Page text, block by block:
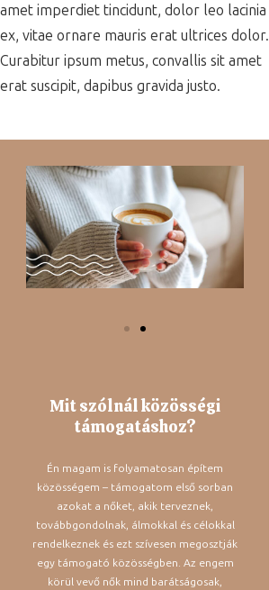
amet imperdiet tincidunt, dolor leo lacinia
ex, vitae ornare mauris erat ultrices dolor.
Curabitur ipsum metus, convallis sit amet
erat suscipit, dapibus gravida justo.
Mit szólnál közösségi
támogatáshoz?
Én magam is folyamatosan építem
közösségem – támogatom első sorban
azokat a nőket, akik terveznek,
továbbgondolnak, álmokkal és célokkal
rendelkeznek és ezt szívesen megosztják
egy támogató közösségben. Az engem
körül vevő nők mind barátságosak,